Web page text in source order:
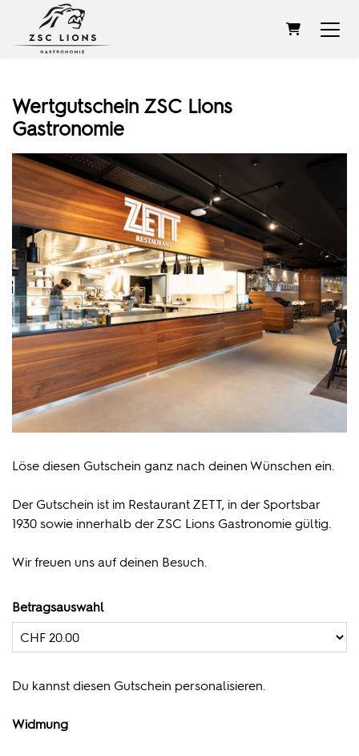
Wertgutschein ZSC Lions
Gastronomie
Löse diesen Gutschein ganz nach deinen Wünschen ein.
Der Gutschein ist im Restaurant ZETT, in der Sportsbar
1930 sowie innerhalb der ZSC Lions Gastronomie gültig.
Wir freuen uns auf deinen Besuch.
Betragsauswahl
Du kannst diesen Gutschein personalisieren.
Widmung